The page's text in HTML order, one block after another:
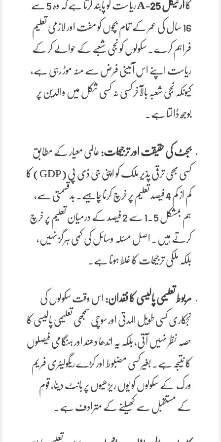
کاآرٹیکل 25-A ریاست کو پابند کرتا ہے کہ وہ 5 سے
16 سال کی عمر کے تمام بچوں کو مفت اور لازمی تعلیم
فراہم کرے۔ سکولوں کو نجی شعبے کے حوالے کر کے
ریاست اپنے اس آئینی فرض سے منہ موڑ رہی ہے،
کیونکہ نجی شعبہ بالآخر کسی نہ کسی شکل میں والدین پر
بوجھ ڈالتا ہے۔
بجٹ کی حقیقت اور ترجیحات: عالمی معیار کے مطابق
کسی بھی ترقی پذیر ملک کو اپنی جی ڈی پی (GDP) کا
کم از کم 4 فیصد تعلیم پر خرچ کرنا چاہیے۔ بدقسمتی سے،
ہم بمشکل 1.5 سے 2 فیصد کے درمیان تعلیم پر خرچ
کرتے ہیں۔ اصل مسئلہ وسائل کی کمی ہرگز نہیں،
بلکہ ملکی ترجیحات کا غلط ہونا ہے۔
مربوط تعلیمی پالیسی کا فقدان: اس وقت سکولوں کی
نجکاری کسی طویل المدتی اور سوچی سمجھی تعلیمی پالیسی کا
حصہ نظر نہیں آتی، بلکہ یہ اندھا دھند اور ہنگامی فیصلوں
کا نتیجہ ہے۔ بغیر کسی مضبوط اور کڑے ریگولیٹری فریم
ورک کے سکولوں کو یوں ریڑھیوں پر بانٹ دینا، قوم
کے مستقبل سے کھیلنے کے مترادف ہے۔